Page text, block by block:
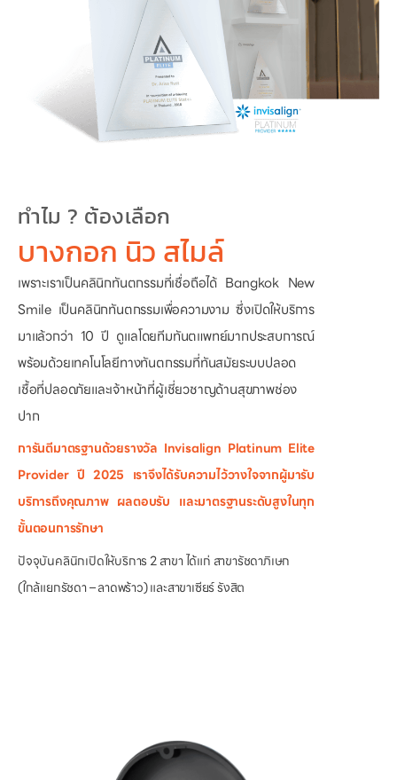
ทำไม ? ต้องเลือก
บางกอก นิว สไมล์
เพราะเราเป็นคลินิกทันตกรรมที่เชื่อถือได้ Bangkok New
Smile เป็นคลินิกทันตกรรมเพื่อความงาม ซึ่งเปิดให้บริการ
มาแล้วกว่า 10 ปี ดูแลโดยทีมทันตแพทย์มากประสบการณ์
พร้อมด้วยเทคโนโลยีทางทันตกรรมที่ทันสมัยระบบปลอด
เชื้อที่ปลอดภัยและเจ้าหน้าที่ผู้เชี่ยวชาญด้านสุขภาพช่อง
ปาก
การันตีมาตรฐานด้วยรางวัล Invisalign Platinum Elite
Provider ปี 2025 เราจึงได้รับความไว้วางใจจากผู้มารับ
บริการถึงคุณภาพ ผลตอบรับ และมาตรฐานระดับสูงในทุก
ขั้นตอนการรักษา
ปัจจุบันคลินิกเปิดให้บริการ 2 สาขา ได้แก่ สาขารัชดาภิเษก
(ใกล้แยกรัชดา – ลาดพร้าว) และสาขาเซียร์ รังสิต